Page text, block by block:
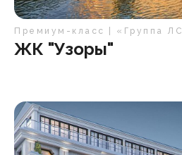
Премиум-класс | «Группа
ЖК "Узоры"